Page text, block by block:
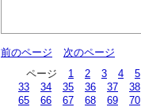
前のページ
次のページ
ページ
1 2 3 4 5
33
34 35 36 37 38
65
66 67 68 69 70